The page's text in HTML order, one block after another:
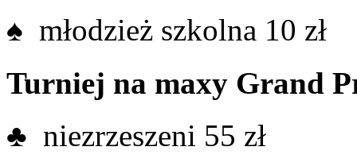
♠ młodzież szkolna 10 zł
Turniej na maxy Grand
♣ niezrzeszeni 55 zł